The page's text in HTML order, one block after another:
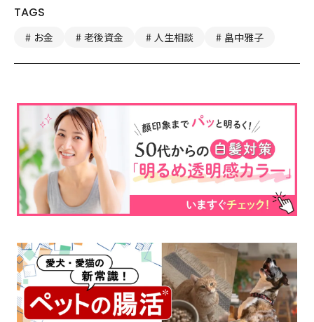
TAGS
お金 老後資金 人生相談 畠中雅子